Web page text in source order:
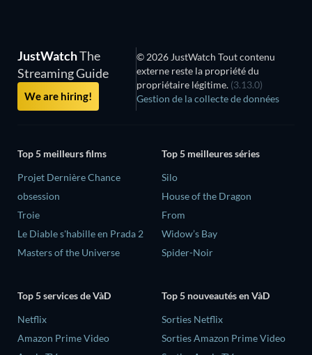
JustWatchThe
Streaming Guide
We are hiring!
© 2026 JustWatch Tout contenu
externe reste la propriété du
propriétaire légitime. (3.13.0)
Gestion de la collecte de données
Top 5 meilleurs films
Projet Dernière Chance
obsession
Troie
Le Diable s'habille en Prada 2
Masters of the Universe
Top 5 meilleures séries
Silo
House of the Dragon
From
Widow’s Bay
Spider-Noir
Top 5 services de VàD
Netflix
Amazon Prime Video
Top 5 nouveautés en VàD
Sorties Netflix
Sorties Amazon Prime Video